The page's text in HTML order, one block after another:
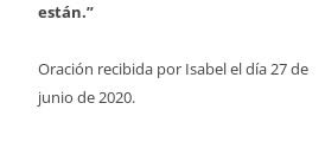
están.”
Oración recibida por Isabel el día 27 de
junio de 2020.